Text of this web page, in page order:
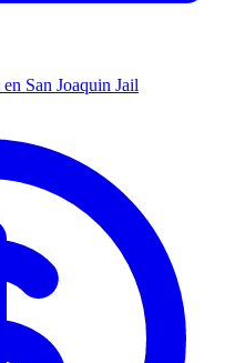
San Joaquin Jail